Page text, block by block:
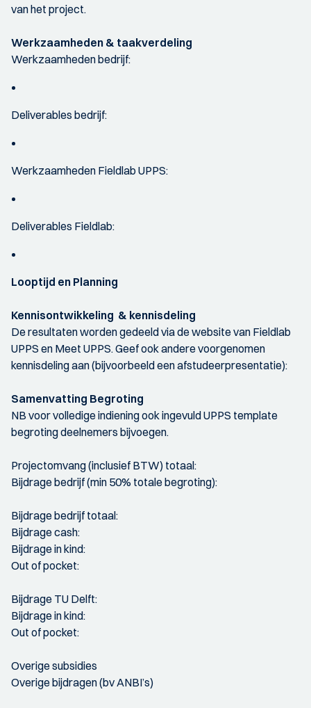
van het project.
Werkzaamheden & taakverdeling
Werkzaamheden bedrijf:
Deliverables bedrijf:
Werkzaamheden Fieldlab UPPS:
Deliverables Fieldlab:
Looptijd en Planning
Kennisontwikkeling & kennisdeling
De resultaten worden gedeeld via de website van Fieldlab
UPPS en Meet UPPS. Geef ook andere voorgenomen
kennisdeling aan (bijvoorbeeld een afstudeerpresentatie):
Samenvatting Begroting
NB voor volledige indiening ook ingevuld UPPS template
begroting deelnemers bijvoegen.
Projectomvang (inclusief BTW) totaal:
Bijdrage bedrijf (min 50% totale begroting):
Bijdrage bedrijf totaal:
Bijdrage cash:
Bijdrage in kind:
Out of pocket:
Bijdrage TU Delft:
Bijdrage in kind:
Out of pocket:
Overige subsidies
Overige bijdragen (bv ANBI’s)